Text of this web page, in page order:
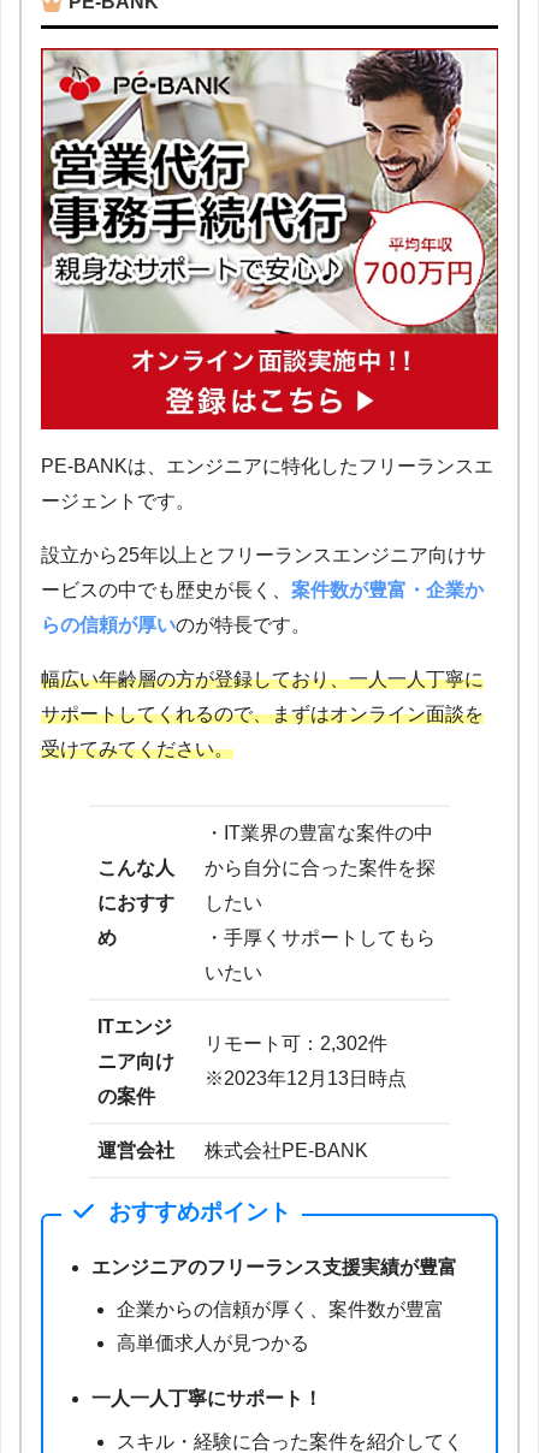
PE-BANKは、エンジニアに特化したフリーランスエ
ージェントです。
設立から25年以上とフリーランスエンジニア向けサ
ービスの中でも歴史が長く、 案件数が豊富・企業か
らの信頼が厚いのが特長です。
幅広い年齢層の方が登録しており、一人一人丁寧に
サポートしてくれるので、まずはオンライン面談を
受けてみてください。
こんな人
におすす
め
・IT業界の豊富な案件の中
から自分に合った案件を探
したい
・手厚くサポートしてもら
いたい
ITエンジ
ニア向け
の案件
リモート可：2,302件
※2023年12月13日時点
運営会社 株式会社PE-BANK
おすすめポイント
エンジニアのフリーランス支援実績が豊富
企業からの信頼が厚く、案件数が豊富
高単価求人が見つかる
一人一人丁寧にサポート！
スキル・経験に合った案件を紹介してく